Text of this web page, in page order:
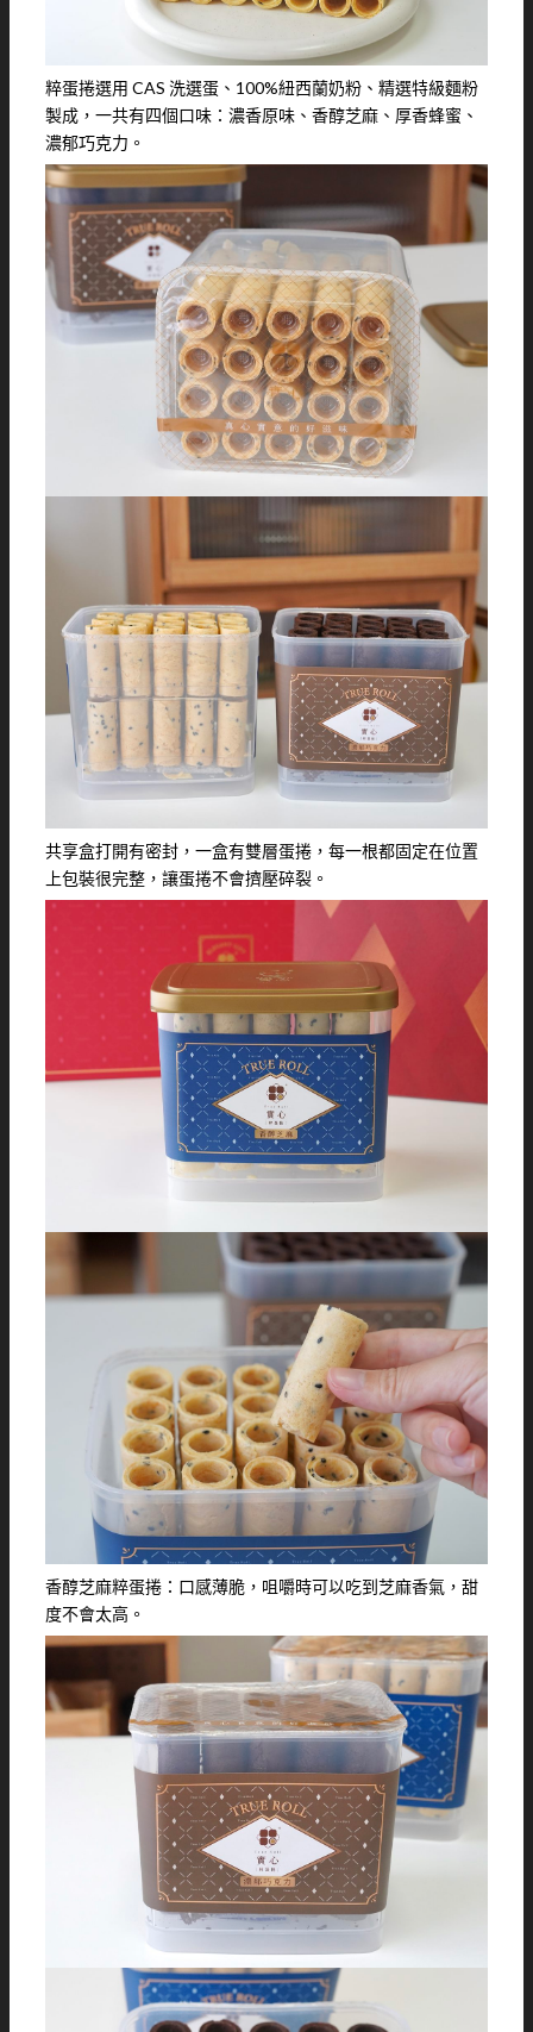
粹蛋捲選用 CAS 洗選蛋、100%紐西蘭奶粉、精選特級麵粉
製成，一共有四個口味：濃香原味、香醇芝麻、厚香蜂蜜、
濃郁巧克力。
共享盒打開有密封，一盒有雙層蛋捲，每一根都固定在位置
上包裝很完整，讓蛋捲不會擠壓碎裂。
香醇芝麻粹蛋捲：口感薄脆，咀嚼時可以吃到芝麻香氣，甜
度不會太高。